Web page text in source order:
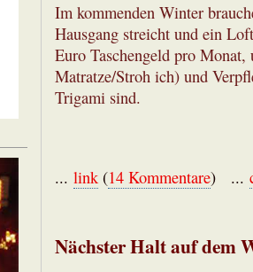
Im kommenden Winter
Hausgang streicht und ein
Euro Taschengeld pro
Matratze/Stroh ich) und
Trigami sind.
... link (14 Kommentare) ...
Nächster Halt auf dem